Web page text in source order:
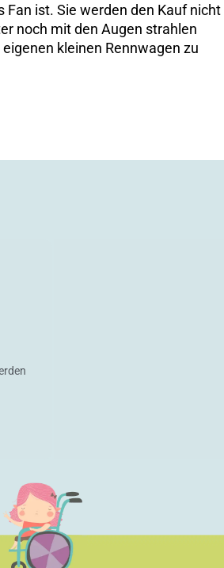
Fan ist. Sie werden den Kauf nicht
noch mit den Augen strahlen
kleinen Rennwagen zu